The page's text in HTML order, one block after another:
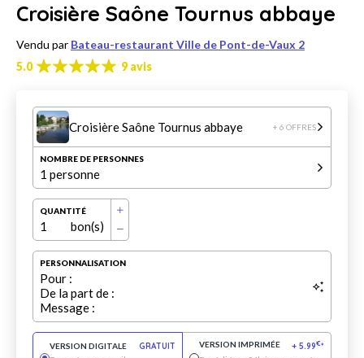
Croisière Saône Tournus abbaye
Vendu par Bateau-restaurant Ville de Pont-de-Vaux 2
5.0
9 avis
Croisière Saône Tournus abbaye + 6 OFFRES
NOMBRE DE PERSONNES
1 personne
QUANTITÉ
1 bon(s)
PERSONNALISATION
Pour :
De la part de :
Message :
VERSION DIGITALE
GRATUIT
VERSION IMPRIMÉE + 5.99€*